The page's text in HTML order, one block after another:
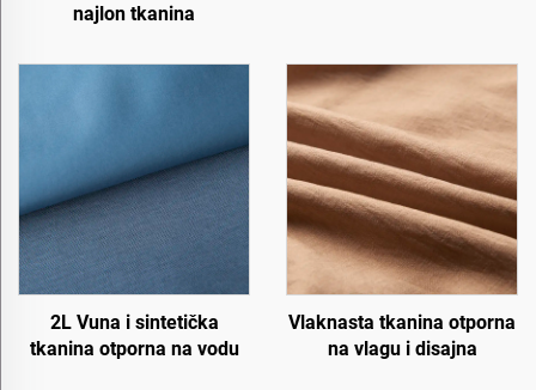
najlon tkanina
2L Vuna i sintetička
tkanina otporna na vodu
Vlaknasta tkanina otporna
na vlagu i disajna